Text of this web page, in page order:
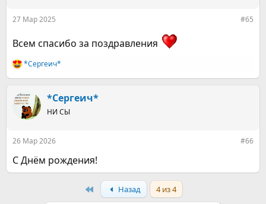
27 Мар 2025 #65
Всем спасибо за поздравления
Р
е
к
ц
*Сергеич*
*Сергеич*
НИ СЫ
26 Мар 2026 #66
С Днём рождения!
Назад
4 из 4